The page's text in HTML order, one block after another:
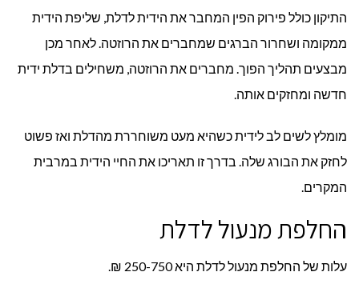
התיקון כולל פירוק הפין המחבר את הידית לדלת, שליפת הידית
ממקומה ושחרור הברגים שמחברים את הרוזטה. לאחר מכן
מבצעים תהליך הפוך. מחברים את הרוזטה, משחילים בדלת ידית
חדשה ומחזקים אותה.
מומלץ לשים לב לידית כשהיא מעט משוחררת מהדלת ואז פשוט
לחזק את הבורג שלה. בדרך זו תאריכו את החיי הידית במרבית
המקרים.
החלפת מנעול לדלת
עלות של החלפת מנעול לדלת היא 250-750 ₪.